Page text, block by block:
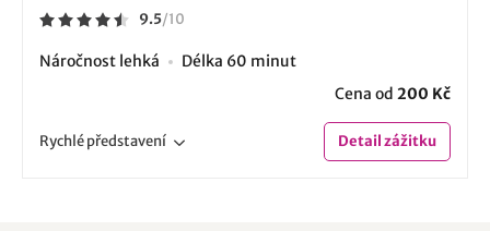
9.5/10
Náročnost lehká
Délka 60 minut
Cena od 200 Kč
Rychlépředstavení Detailzážitku